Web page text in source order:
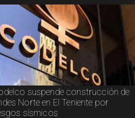
suspende construcción de
Norte en El Teniente por
sísmicos